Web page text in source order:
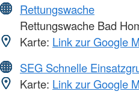
Rettungswache
Rettungswache Bad
Karte: Link zur Google
SEG Schnelle
Karte: Link zur Google